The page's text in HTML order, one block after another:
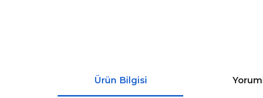
Ürün Bilgisi